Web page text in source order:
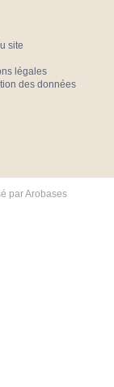
site
légales
des données
parArobases